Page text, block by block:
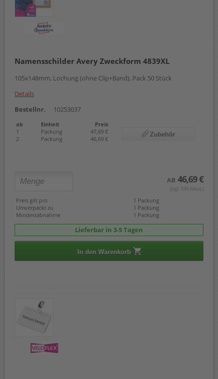
Namensschilder Avery Zweckform 4839XL
105x148mm, Lochung (ohne Clip+Band), Pack 50 Stück
Details
Bestellnr.
10253037
ab Einheit
Preis
1
Packung
47,69 €
2
Packung 46,69 €
Zubehör
AB 46,69 €
(zzgl. 19% Mwst.)
Preis gilt pro
1 Packung
Umverpackt zu
1 Packung
Mindestabnahme
1 Packung
Lieferbar in 3-5 Tagen
In den Warenkorb